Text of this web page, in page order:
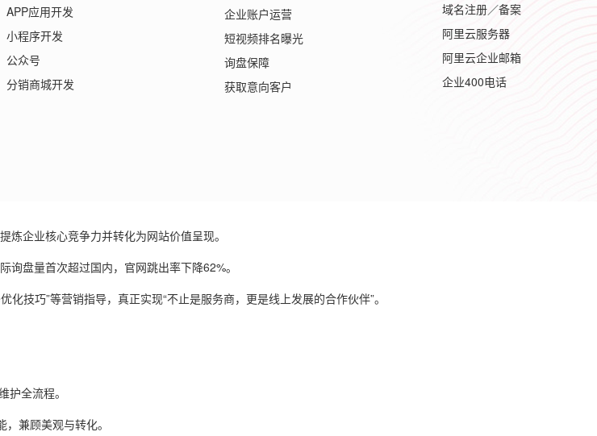
APP应用开发
小程序开发
公众号
分销商城开发
企业账户运营
短视频排名曝光
询盘保障
获取意向客户
域名注册／备案
阿里云服务器
阿里云企业邮箱
企业400电话
企业核心竞争力并转化为网站价值呈现。
询盘量首次超过国内，官网跳出率下降62%。
优化技巧”等营销指导，真正实现“不止是服务商，更是线上发展的合作伙伴”。
全流程。
兼顾美观与转化。